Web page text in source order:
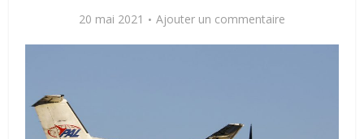
20 mai 2021 Ajouter un commentaire